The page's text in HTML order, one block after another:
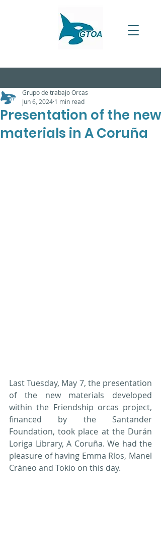
Presentation of the new
materials in A Coruña
Grupo de trabajo Orcas
Jun 6, 2024 1 min read
Last Tuesday, May 7, the presentation
of the new materials developed
within the Friendship orcas project,
financed by the Santander
Foundation, took place at the Durán
Loriga Library, A Coruña. We had the
pleasure of having Emma Ríos, Manel
Cráneo and Tokio on this day.